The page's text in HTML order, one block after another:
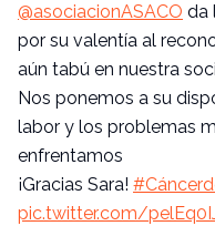
@asociacionASACO da
por su valentía al
aún tabú en nuestra
Nos ponemos a su
labor y los problemas
enfrentamos
¡Gracias Sara! #
pic.twitter.com/